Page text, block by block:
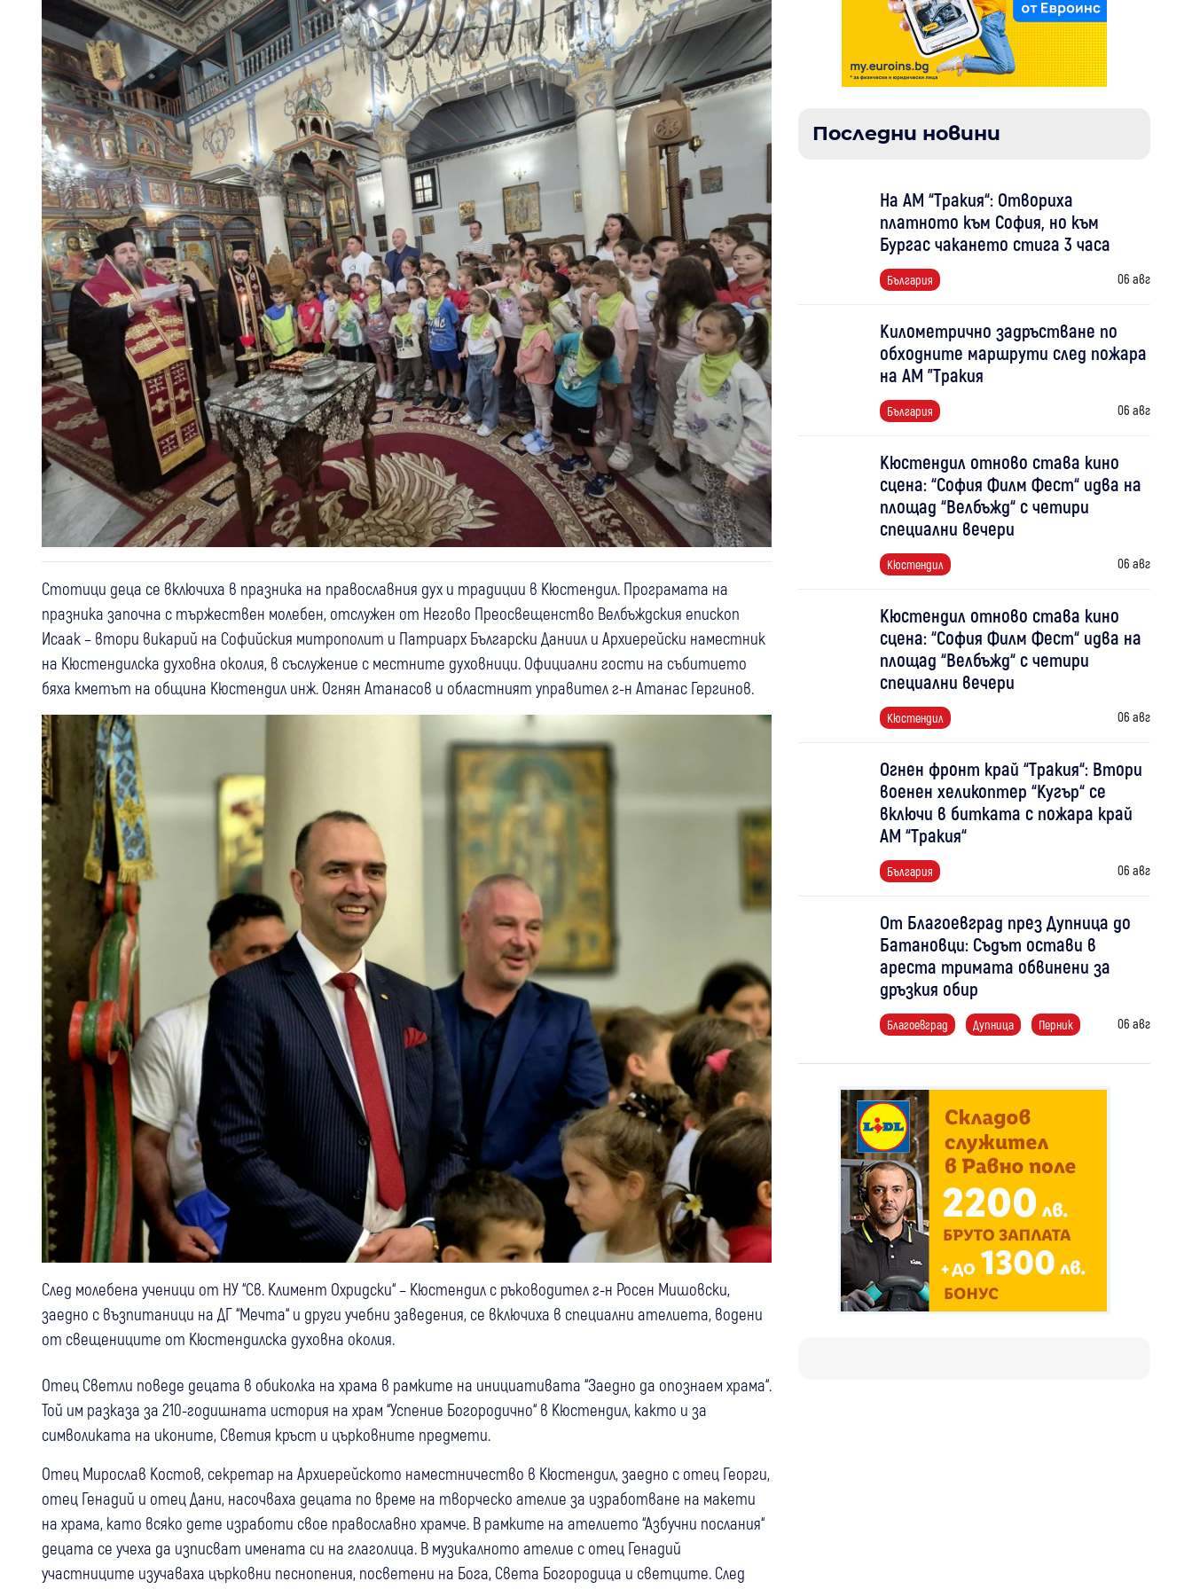
Стотици деца се включиха в празника на православния дух и традиции в Кюстендил. Програмата на
празника започна с тържествен молебен, отслужен от Негово Преосвещенство Велбъждския епископ
Исаак – втори викарий на Софийския митрополит и Патриарх Български Даниил и Архиерейски наместник
на Кюстендилска духовна околия, в съслужение с местните духовници. Официални гости на събитието
бяха кметът на община Кюстендил инж. Огнян Атанасов и областният управител г-н Атанас Гергинов.
След молебена ученици от НУ “Св. Климент Охридски“ – Кюстендил с ръководител г-н Росен Мишовски,
заедно с възпитаници на ДГ “Мечта“ и други учебни заведения, се включиха в специални ателиета, водени
от свещениците от Кюстендилска духовна околия.
Отец Светли поведе децата в обиколка на храма в рамките на инициативата “Заедно да опознаем храма“.
Той им разказа за 210-годишната история на храм “Успение Богородично“ в Кюстендил, както и за
символиката на иконите, Светия кръст и църковните предмети.
Отец Мирослав Костов, секретар на Архиерейското наместничество в Кюстендил, заедно с отец Георги,
отец Генадий и отец Дани, насочваха децата по време на творческо ателие за изработване на макети
на храма, като всяко дете изработи свое православно храмче. В рамките на ателието “Азбучни послания“
децата се учеха да изписват имената си на глаголица. В музикалното ателие с отец Генадий
участниците изучаваха църковни песнопения, посветени на Бога, Света Богородица и светците. След
Последни новини
На АМ “Тракия“: Отвориха
платното към София, но към
Бургас чакането стига 3 часа
България 06 авг
Километрично задръстване по
обходните маршрути след пожара
на АМ "Тракия
България 06 авг
Кюстендил отново става кино
сцена: “София Филм Фест“ идва на
площад “Велбъжд“ с четири
специални вечери
Кюстендил 06 авг
Кюстендил отново става кино
сцена: “София Филм Фест“ идва на
площад “Велбъжд“ с четири
специални вечери
Кюстендил 06 авг
Огнен фронт край “Тракия“: Втори
военен хеликоптер “Кугър“ се
включи в битката с пожара край
АМ “Тракия“
България 06 авг
От Благоевград през Дупница до
Батановци: Съдът остави в
ареста тримата обвинени за
дръзкия обир
Благоевград Дупница Перник 06 авг